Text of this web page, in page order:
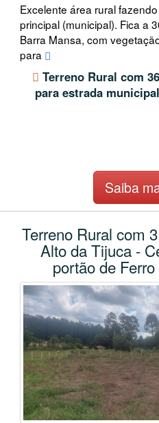
Excelente área rural
principal (municipal). Fica a
Barra Mansa, com
para
Terreno Rural com
para estrada
Saiba
Terreno Rural com
Alto da Tijuca -
portão de